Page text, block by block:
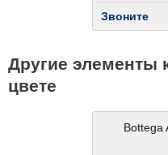
Звоните
Другие элементы
цвете
Bottega